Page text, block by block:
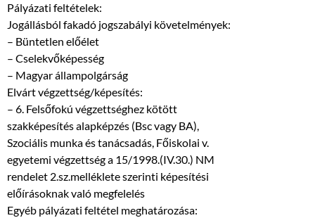
Pályázati feltételek:
Jogállásból fakadó jogszabályi követelmények:
– Büntetlen előélet
– Cselekvőképesség
– Magyar állampolgárság
Elvárt végzettség/képesítés:
– 6. Felsőfokú végzettséghez kötött
szakképesítés alapképzés (Bsc vagy BA),
Szociális munka és tanácsadás, Főiskolai v.
egyetemi végzettség a 15/1998.(IV.30.) NM
rendelet 2.sz.melléklete szerinti képesítési
előírásoknak való megfelelés
Egyéb pályázati feltétel meghatározása: